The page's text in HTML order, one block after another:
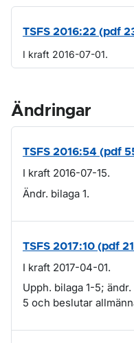
TSFS 2016:22 (pdf
I kraft 2016-07-01.
Ändringar
TSFS 2016:54 (pdf
I kraft 2016-07-15.
Ändr. bilaga 1.
TSFS 2017:10 (pdf
I kraft 2017-04-01.
Upph. bilaga 1-5;
5 och beslutar